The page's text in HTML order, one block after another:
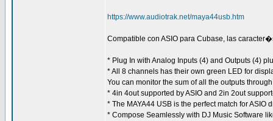
https://www.audiotrak.net/maya44usb.htm
Compatible con ASIO para Cubase, las
* Plug In with Analog Inputs (4) and Outputs (4)
* All 8 channels has their own green LED for
You can monitor the sum of all the outputs
* 4in 4out supported by ASIO and 2in 2out
* The MAYA44 USB is the perfect match for
* Compose Seamlessly with DJ Music Software